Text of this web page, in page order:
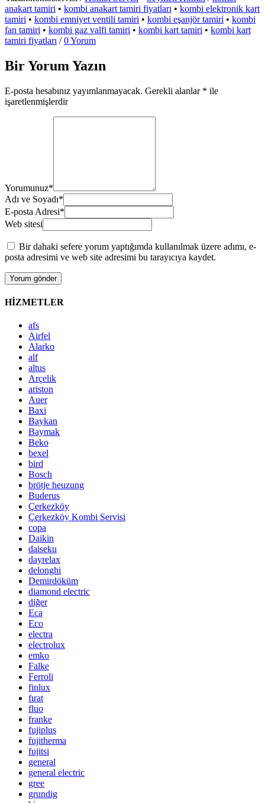
anakart tamiri • kombi anakart tamiri fiyatları • kombi elektronik kart
tamiri • kombi emniyet ventili tamiri • kombi eşanjör tamiri • kombi
fan tamiri • kombi gaz valfi tamiri • kombi kart tamiri • kombi kart
tamiri fiyatları / 0 Yorum
Bir Yorum Yazın
E-posta hesabınız yayımlanmayacak. Gerekli alanlar * ile
işaretlenmişlerdir
Yorumunuz*
Adı ve Soyadı*
E-posta Adresi*
Web sitesi
Bir dahaki sefere yorum yaptığımda kullanılmak üzere adımı, e-
posta adresimi ve web site adresimi bu tarayıcıya kaydet.
HİZMETLER
afs
Airfel
Alarko
alf
altus
Arçelik
ariston
Auer
Baxi
Baykan
Baymak
Beko
bexel
bird
Bosch
brötje heuzung
Buderus
Çerkezköy
Çerkezköy Kombi Servisi
copa
Daikin
daiseku
dayrelax
delonghi
Demirdöküm
diamond electric
diğer
Eca
Eco
electra
electrolux
emko
Falke
Ferroli
finlux
fırat
fluo
franke
fujiplus
fujitherma
fujitsi
general
general electric
gree
grundig